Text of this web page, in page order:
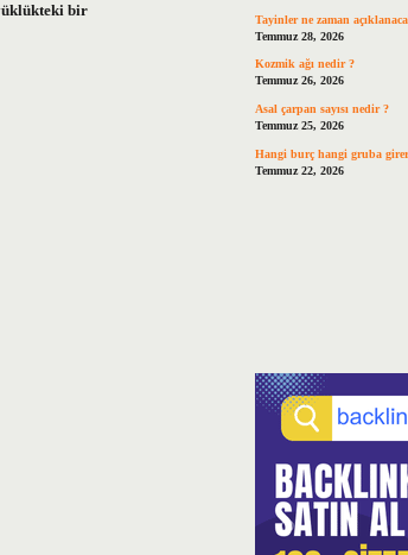
bir
Tayinler ne zaman
Temmuz 28, 2026
Kozmik ağı nedir ?
Temmuz 26, 2026
Asal çarpan sayısı nedir ?
Temmuz 25, 2026
Hangi burç hangi gruba
Temmuz 22, 2026